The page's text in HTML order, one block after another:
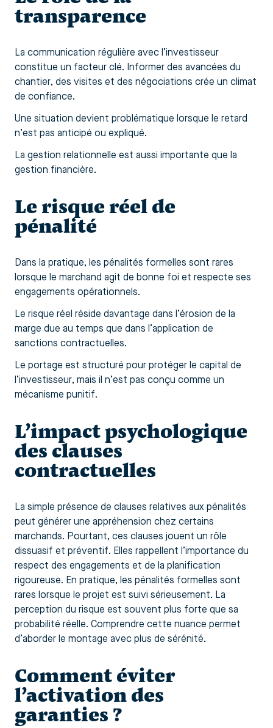
transparence
La communication régulière avec l’investisseur
constitue un facteur clé. Informer des avancées du
chantier, des visites et des négociations crée un climat
de confiance.
Une situation devient problématique lorsque le retard
n’est pas anticipé ou expliqué.
La gestion relationnelle est aussi importante que la
gestion financière.
Le risque réel de
pénalité
Dans la pratique, les pénalités formelles sont rares
lorsque le marchand agit de bonne foi et respecte ses
engagements opérationnels.
Le risque réel réside davantage dans l’érosion de la
marge due au temps que dans l’application de
sanctions contractuelles.
Le portage est structuré pour protéger le capital de
l’investisseur, mais il n’est pas conçu comme un
mécanisme punitif.
L’impact psychologique
des clauses
contractuelles
La simple présence de clauses relatives aux pénalités
peut générer une appréhension chez certains
marchands. Pourtant, ces clauses jouent un rôle
dissuasif et préventif. Elles rappellent l’importance du
respect des engagements et de la planification
rigoureuse. En pratique, les pénalités formelles sont
rares lorsque le projet est suivi sérieusement. La
perception du risque est souvent plus forte que sa
probabilité réelle. Comprendre cette nuance permet
d’aborder le montage avec plus de sérénité.
Comment éviter
l’activation des
garanties ?